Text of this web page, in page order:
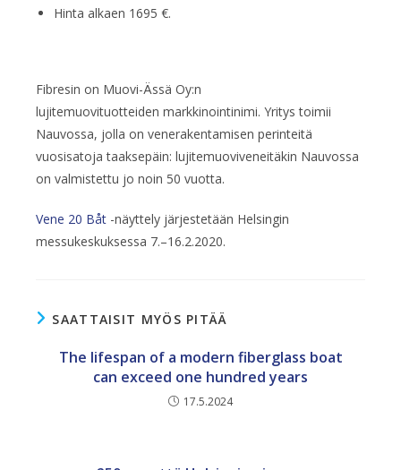
Hinta alkaen 1695 €.
Fibresin on Muovi-Ässä Oy:n
lujitemuovituotteiden markkinointinimi. Yritys toimii
Nauvossa, jolla on venerakentamisen perinteitä
vuosisatoja taaksepäin: lujitemuoviveneitäkin Nauvossa
on valmistettu jo noin 50 vuotta.
Vene 20 Båt -näyttely järjestetään Helsingin
messukeskuksessa 7.–16.2.2020.
SAATTAISIT MYÖS PITÄÄ
The lifespan of a modern fiberglass boat
can exceed one hundred years
17.5.2024